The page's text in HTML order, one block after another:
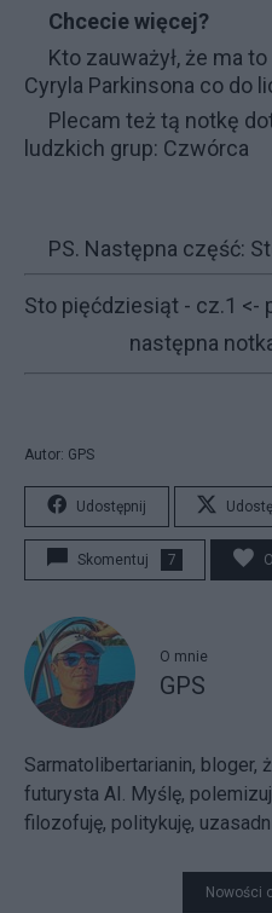
Chcecie więcej?
Kto zauważył, że ma
Cyryla Parkinsona co do
Plecam też tą notkę
ludzkich grup: Czwórca
PS. Następna część:
Sto pięćdziesiąt - cz.1 <-
następna
Autor: GPS
Udostępnij
Skomentuj 7
O mnie
GPS
Sarmatolibertarianin, bloger,
futurysta AI. Myślę,
filozofuję, politykuję,
Nowości